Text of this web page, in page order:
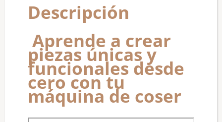
Descripción
Aprende a crear
piezas únicas y
funcionales desde
cero con tu
máquina de coser